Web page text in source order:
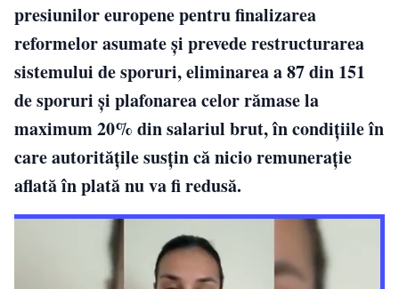
presiunilor europene pentru finalizarea
reformelor asumate și prevede restructurarea
sistemului de sporuri, eliminarea a 87 din 151
de sporuri și plafonarea celor rămase la
maximum 20% din salariul brut, în condițiile în
care autoritățile susțin că nicio remunerație
aflată în plată nu va fi redusă.